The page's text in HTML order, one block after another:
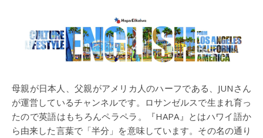
母親が日本人、父親がアメリカ人のハーフである、JUNさん
が運営しているチャンネルです。ロサンゼルスで生まれ育っ
たので英語はもちろんペラペラ。『HAPA』とはハワイ語か
ら由来した言葉で「半分」を意味しています。その名の通り